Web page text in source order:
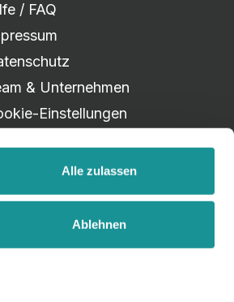
Alle zulassen
Ablehnen
/ FAQ
& Unternehmen
Einstellungen